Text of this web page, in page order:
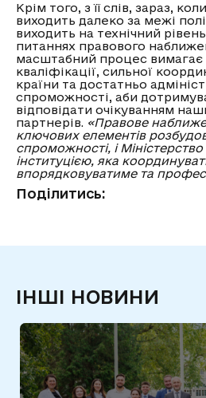
Поділитись:
Крім того, з її слів, зараз,
виходить далеко за межі
виходить на технічний
питаннях правового
масштабний процес вимагає
кваліфікації, сильної
країни та достатньо
спроможності, аби
відповідати очікуванням
партнерів. «Правове
ключових елементів
спроможності, і Міністерство
інституцією, яка
впорядковуватиме та
ІНШІ НОВИНИ